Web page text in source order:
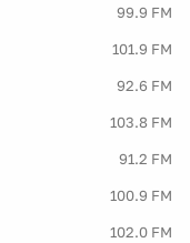
99.9 FM
101.9 FM
92.6 FM
103.8 FM
91.2 FM
100.9 FM
102.0 FM